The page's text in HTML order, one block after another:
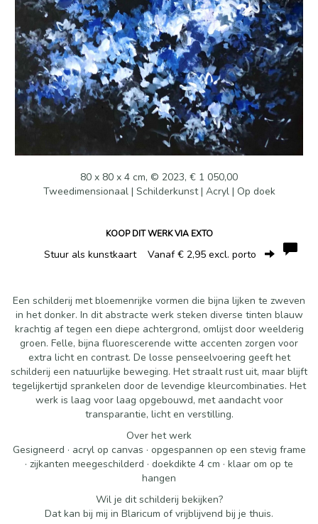
80 x 80 x 4 cm, © 2023, € 1 050,00
Tweedimensionaal | Schilderkunst | Acryl | Op doek
KOOP DIT WERK VIA EXTO
Stuur als kunstkaart Vanaf € 2,95 excl. porto
Een schilderij met bloemenrijke vormen die bijna lijken te zweven
in het donker. In dit abstracte werk steken diverse tinten blauw
krachtig af tegen een diepe achtergrond, omlijst door weelderig
groen. Felle, bijna fluorescerende witte accenten zorgen voor
extra licht en contrast. De losse penseelvoering geeft het
schilderij een natuurlijke beweging. Het straalt rust uit, maar blijft
tegelijkertijd sprankelen door de levendige kleurcombinaties. Het
werk is laag voor laag opgebouwd, met aandacht voor
transparantie, licht en verstilling.
Over het werk
Gesigneerd · acryl op canvas · opgespannen op een stevig frame
· zijkanten meegeschilderd · doekdikte 4 cm · klaar om op te
hangen
Wil je dit schilderij bekijken?
Dat kan bij mij in Blaricum of vrijblijvend bij je thuis.